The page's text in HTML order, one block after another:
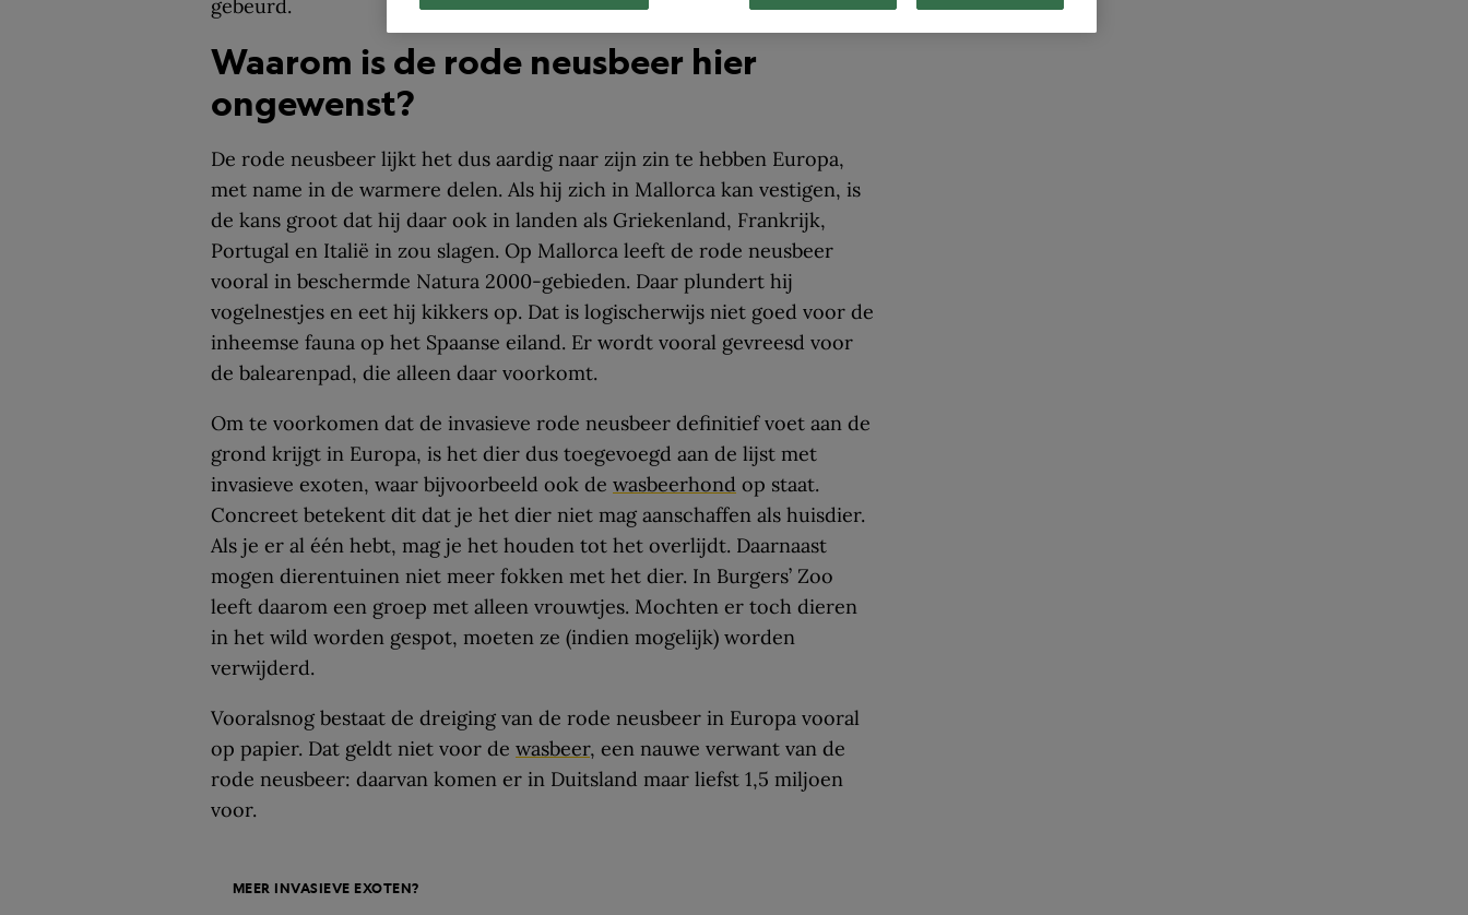
gebeurd.
Waarom is de rode neusbeer hier
ongewenst?
De rode neusbeer lijkt het dus aardig naar zijn zin te hebben Europa,
met name in de warmere delen. Als hij zich in Mallorca kan vestigen, is
de kans groot dat hij daar ook in landen als Griekenland, Frankrijk,
Portugal en Italië in zou slagen. Op Mallorca leeft de rode neusbeer
vooral in beschermde Natura 2000-gebieden. Daar plundert hij
vogelnestjes en eet hij kikkers op. Dat is logischerwijs niet goed voor de
inheemse fauna op het Spaanse eiland. Er wordt vooral gevreesd voor
de balearenpad, die alleen daar voorkomt.
Om te voorkomen dat de invasieve rode neusbeer definitief voet aan de
grond krijgt in Europa, is het dier dus toegevoegd aan de lijst met
invasieve exoten, waar bijvoorbeeld ook de wasbeerhond op staat.
Concreet betekent dit dat je het dier niet mag aanschaffen als huisdier.
Als je er al één hebt, mag je het houden tot het overlijdt. Daarnaast
mogen dierentuinen niet meer fokken met het dier. In Burgers’ Zoo
leeft daarom een groep met alleen vrouwtjes. Mochten er toch dieren
in het wild worden gespot, moeten ze (indien mogelijk) worden
verwijderd.
Vooralsnog bestaat de dreiging van de rode neusbeer in Europa vooral
op papier. Dat geldt niet voor de wasbeer, een nauwe verwant van de
rode neusbeer: daarvan komen er in Duitsland maar liefst 1,5 miljoen
voor.
MEER INVASIEVE EXOTEN?